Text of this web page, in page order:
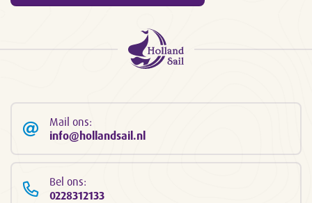
Mail ons:
info@hollandsail.nl
Bel ons:
0228312133